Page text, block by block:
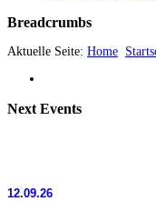
Breadcrumbs
Aktuelle Seite: Home
Next Events
12.09.26